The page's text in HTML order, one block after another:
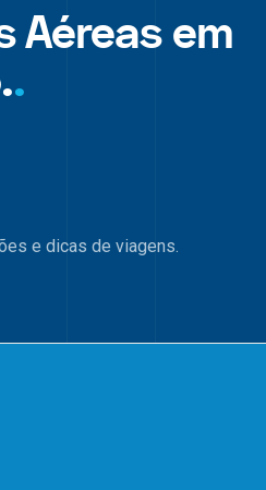
Aéreas em
.
e dicas de viagens.